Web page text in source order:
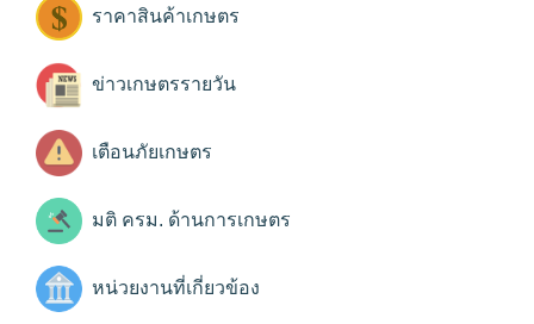
ราคาสินค้าเกษตร
ข่าวเกษตรรายวัน
เตือนภัยเกษตร
มติ ครม. ด้านการเกษตร
หน่วยงานที่เกี่ยวข้อง